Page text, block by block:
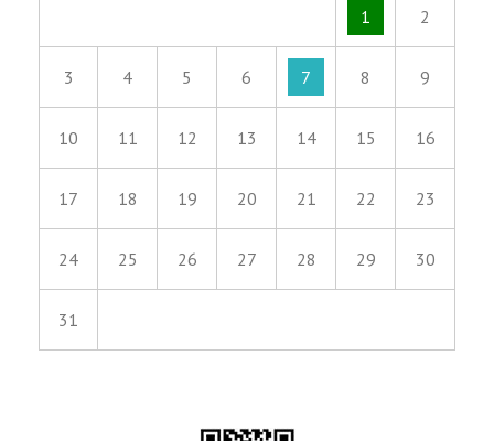
1 2
3 4 5 6 7 8 9
10 11 12 13 14 15 16
17 18 19 20 21 22 23
24 25 26 27 28 29 30
31